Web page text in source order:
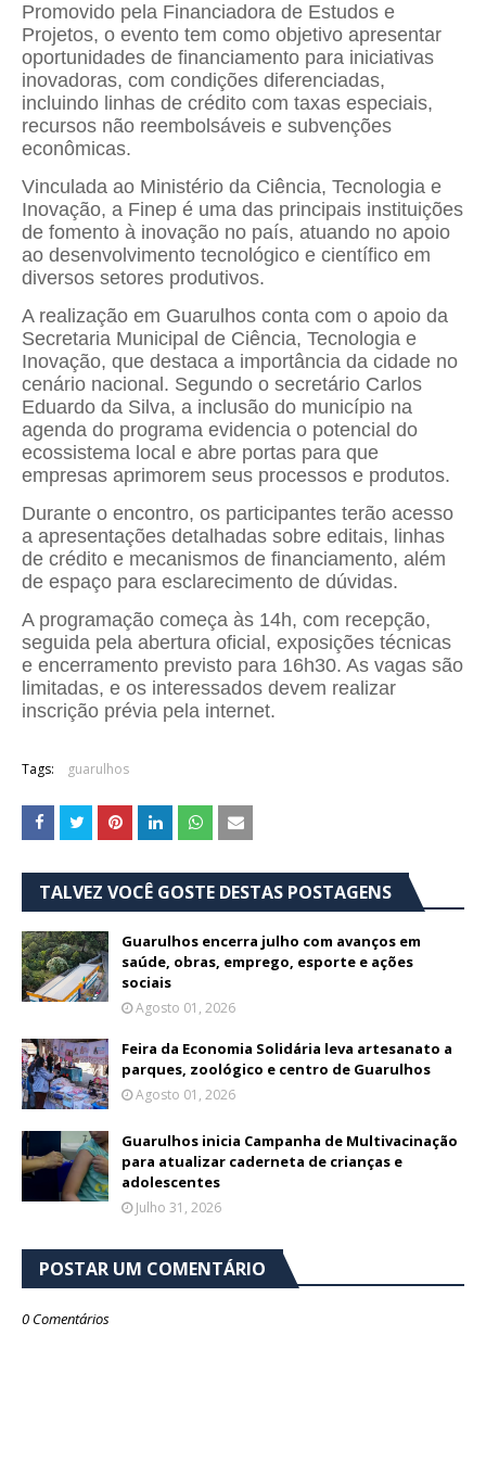
Promovido pela Financiadora de Estudos e
Projetos, o evento tem como objetivo apresentar
oportunidades de financiamento para iniciativas
inovadoras, com condições diferenciadas,
incluindo linhas de crédito com taxas especiais,
recursos não reembolsáveis e subvenções
econômicas.
Vinculada ao Ministério da Ciência, Tecnologia e
Inovação, a Finep é uma das principais instituições
de fomento à inovação no país, atuando no apoio
ao desenvolvimento tecnológico e científico em
diversos setores produtivos.
A realização em Guarulhos conta com o apoio da
Secretaria Municipal de Ciência, Tecnologia e
Inovação, que destaca a importância da cidade no
cenário nacional. Segundo o secretário Carlos
Eduardo da Silva, a inclusão do município na
agenda do programa evidencia o potencial do
ecossistema local e abre portas para que
empresas aprimorem seus processos e produtos.
Durante o encontro, os participantes terão acesso
a apresentações detalhadas sobre editais, linhas
de crédito e mecanismos de financiamento, além
de espaço para esclarecimento de dúvidas.
A programação começa às 14h, com recepção,
seguida pela abertura oficial, exposições técnicas
e encerramento previsto para 16h30. As vagas são
limitadas, e os interessados devem realizar
inscrição prévia pela internet.
Tags: guarulhos
TALVEZ VOCÊ GOSTE DESTAS POSTAGENS
Guarulhos encerra julho com avanços em
saúde, obras, emprego, esporte e ações
sociais
Agosto 01, 2026
Feira da Economia Solidária leva artesanato a
parques, zoológico e centro de Guarulhos
Agosto 01, 2026
Guarulhos inicia Campanha de Multivacinação
para atualizar caderneta de crianças e
adolescentes
Julho 31, 2026
POSTAR UM COMENTÁRIO
0 Comentários